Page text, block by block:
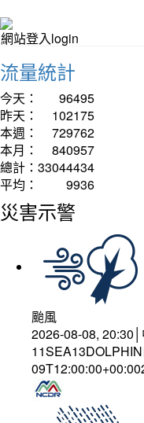
網站登入login
流量統計
今天：
96495
昨天：
102175
本週：
729762
本月：
840957
總計： 33044434
平均：
9936
災害示警
颱風
2026-08-08,